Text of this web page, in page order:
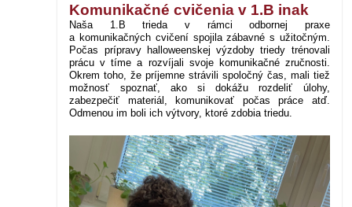
Komunikačné cvičenia v 1.B inak
Naša 1.B trieda v rámci odbornej praxe
a komunikačných cvičení spojila zábavné s užitočným.
Počas prípravy halloweenskej výzdoby triedy trénovali
prácu v tíme a rozvíjali svoje komunikačné zručnosti.
Okrem toho, že príjemne strávili spoločný čas, mali tiež
možnosť spoznať, ako si dokážu rozdeliť úlohy,
zabezpečiť materiál, komunikovať počas práce atď.
Odmenou im boli ich výtvory, ktoré zdobia triedu.